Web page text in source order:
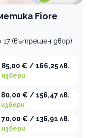
Fiore
17 (вътрешен двор)
85,00 € / 166,25 лв.
избери
80,00 € / 156,47 лв.
избери
70,00 € / 136,91 лв.
избери